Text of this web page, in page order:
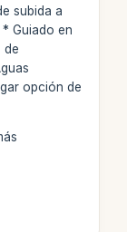
subida a
Guiado en
de
opción de